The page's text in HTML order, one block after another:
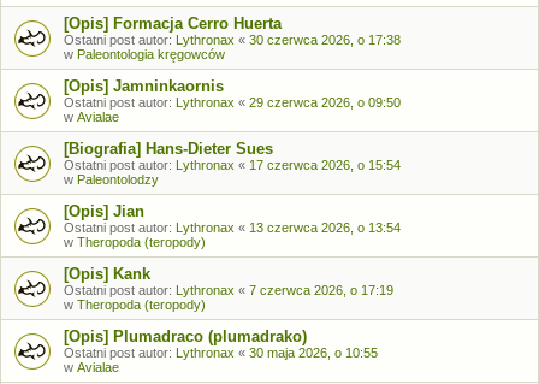
[Opis] Formacja Cerro Huerta
Ostatni post autor: Lythronax « 30 czerwca 2026, o 17:38
w Paleontologia kręgowców
[Opis] Jamninkaornis
Ostatni post autor: Lythronax « 29 czerwca 2026, o 09:50
w Avialae
[Biografia] Hans-Dieter Sues
Ostatni post autor: Lythronax « 17 czerwca 2026, o 15:54
w Paleontolodzy
[Opis] Jian
Ostatni post autor: Lythronax « 13 czerwca 2026, o 13:54
w Theropoda (teropody)
[Opis] Kank
Ostatni post autor: Lythronax « 7 czerwca 2026, o 17:19
w Theropoda (teropody)
[Opis] Plumadraco (plumadrako)
Ostatni post autor: Lythronax « 30 maja 2026, o 10:55
w Avialae